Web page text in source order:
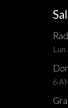
Lun
6